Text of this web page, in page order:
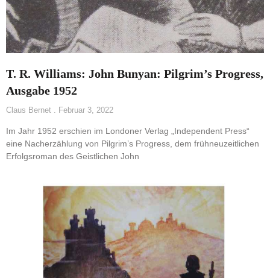
T. R. Williams: John Bunyan: Pilgrim’s Progress,
Ausgabe 1952
Claus Bernet Februar 3, 2022
Im Jahr 1952 erschien im Londoner Verlag „Independent Press“
eine Nacherzählung von Pilgrim’s Progress, dem frühneuzeitlichen
Erfolgsroman des Geistlichen John